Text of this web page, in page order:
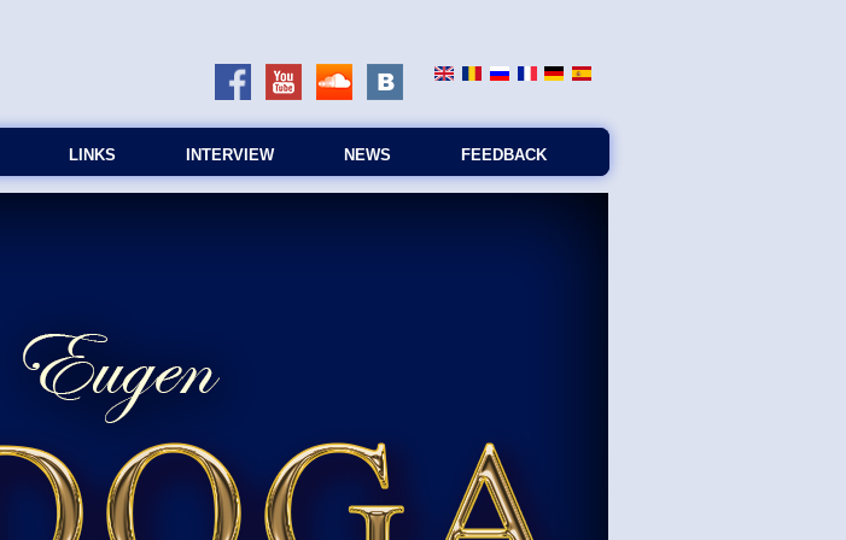
LINKS INTERVIEW NEWS FEEDBACK